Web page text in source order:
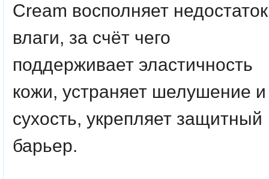
Cream восполняет недостаток
влаги, за счёт чего
поддерживает эластичность
кожи, устраняет шелушение и
сухость, укрепляет защитный
барьер.